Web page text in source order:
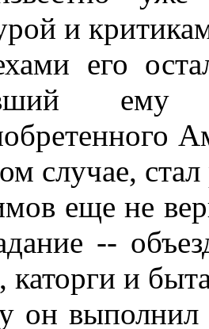
и
его
ему
случае,
еще не
--
и
он выполнил